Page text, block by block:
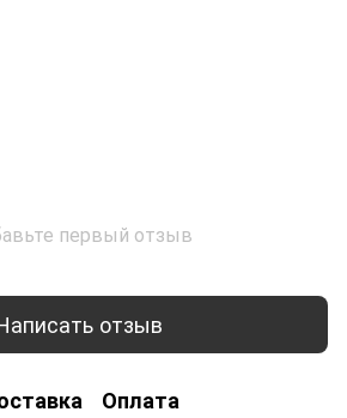
первый отзыв
отзыв
Оплата